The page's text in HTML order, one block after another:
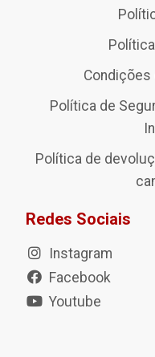
Condições
Política de
Política de
Redes Sociais
Instagram
Facebook
Youtube